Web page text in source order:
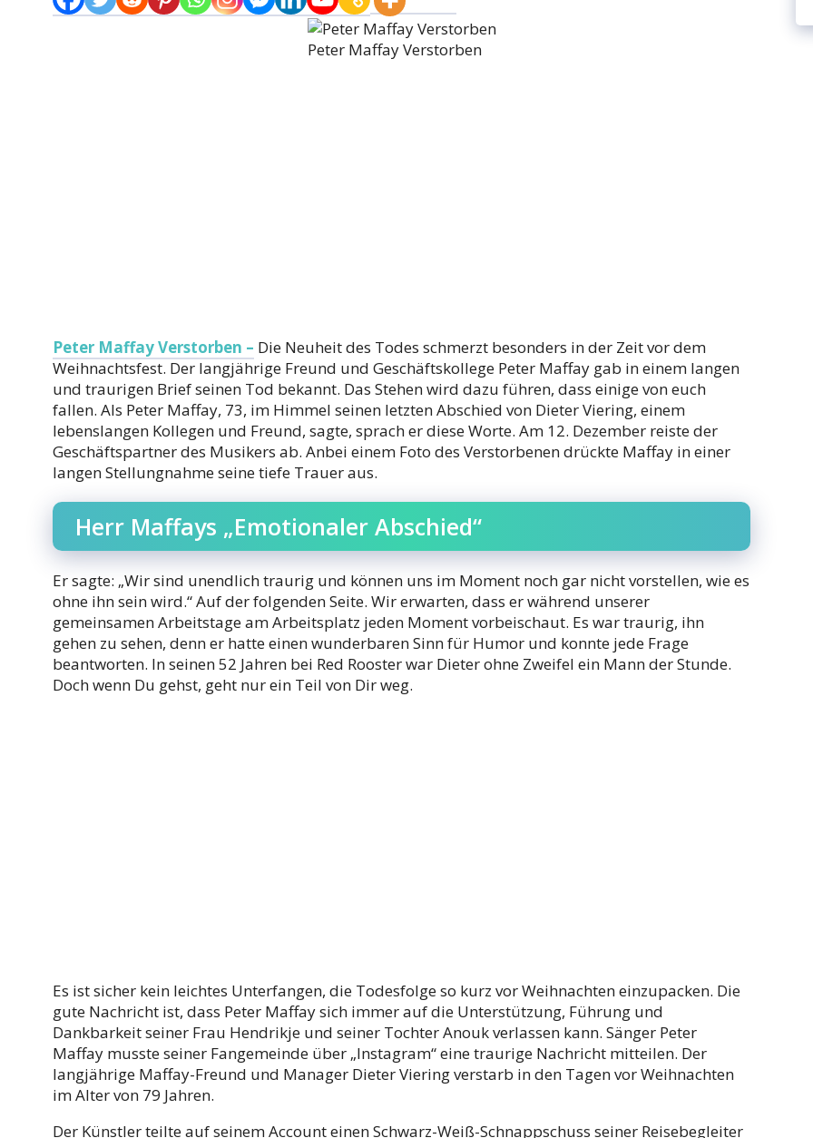
Peter Maffay Verstorben
Peter Maffay Verstorben – Die Neuheit des Todes schmerzt besonders in der Zeit vor dem
Weihnachtsfest. Der langjährige Freund und Geschäftskollege Peter Maffay gab in einem langen
und traurigen Brief seinen Tod bekannt. Das Stehen wird dazu führen, dass einige von euch
fallen. Als Peter Maffay, 73, im Himmel seinen letzten Abschied von Dieter Viering, einem
lebenslangen Kollegen und Freund, sagte, sprach er diese Worte. Am 12. Dezember reiste der
Geschäftspartner des Musikers ab. Anbei einem Foto des Verstorbenen drückte Maffay in einer
langen Stellungnahme seine tiefe Trauer aus.
Herr Maffays „Emotionaler Abschied“
Er sagte: „Wir sind unendlich traurig und können uns im Moment noch gar nicht vorstellen, wie es
ohne ihn sein wird.“ Auf der folgenden Seite. Wir erwarten, dass er während unserer
gemeinsamen Arbeitstage am Arbeitsplatz jeden Moment vorbeischaut. Es war traurig, ihn
gehen zu sehen, denn er hatte einen wunderbaren Sinn für Humor und konnte jede Frage
beantworten. In seinen 52 Jahren bei Red Rooster war Dieter ohne Zweifel ein Mann der Stunde.
Doch wenn Du gehst, geht nur ein Teil von Dir weg.
Es ist sicher kein leichtes Unterfangen, die Todesfolge so kurz vor Weihnachten einzupacken. Die
gute Nachricht ist, dass Peter Maffay sich immer auf die Unterstützung, Führung und
Dankbarkeit seiner Frau Hendrikje und seiner Tochter Anouk verlassen kann. Sänger Peter
Maffay musste seiner Fangemeinde über „Instagram“ eine traurige Nachricht mitteilen. Der
langjährige Maffay-Freund und Manager Dieter Viering verstarb in den Tagen vor Weihnachten
im Alter von 79 Jahren.
Der Künstler teilte auf seinem Account einen Schwarz-Weiß-Schnappschuss seiner Reisebegleiter